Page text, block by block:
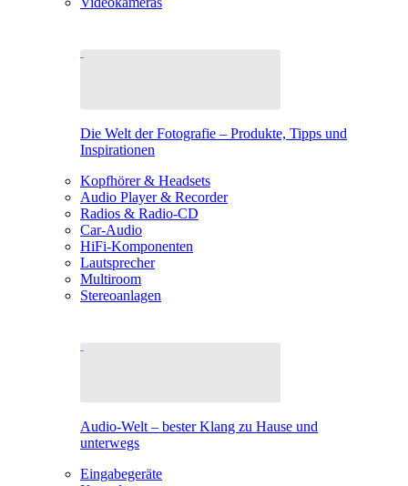
Die Welt der Fotografie – Produkte, Tipps und
Inspirationen
Kopfhörer & Headsets
Audio Player & Recorder
Radios & Radio-CD
Car-Audio
HiFi-Komponenten
Lautsprecher
Multiroom
Stereoanlagen
Audio-Welt – bester Klang zu Hause und
unterwegs
Eingabegeräte